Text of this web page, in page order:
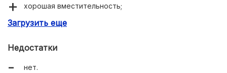
хорошая вместительность;
высокое качество материала.
Загрузить еще
Недостатки
нет.